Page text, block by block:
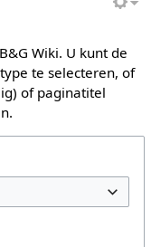
Wiki. U kunt de
te selecteren, of
of paginatitel